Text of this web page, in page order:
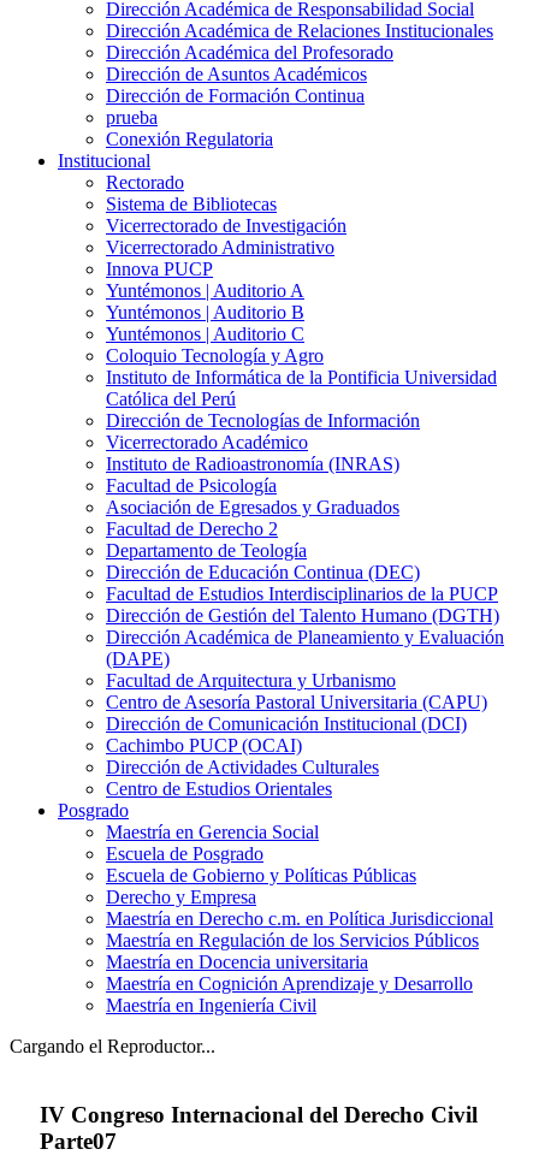
Dirección Académica de Responsabilidad Social
Dirección Académica de Relaciones Institucionales
Dirección Académica del Profesorado
Dirección de Asuntos Académicos
Dirección de Formación Continua
prueba
Conexión Regulatoria
Institucional
Rectorado
Sistema de Bibliotecas
Vicerrectorado de Investigación
Vicerrectorado Administrativo
Innova PUCP
Yuntémonos | Auditorio A
Yuntémonos | Auditorio B
Yuntémonos | Auditorio C
Coloquio Tecnología y Agro
Instituto de Informática de la Pontificia Universidad
Católica del Perú
Dirección de Tecnologías de Información
Vicerrectorado Académico
Instituto de Radioastronomía (INRAS)
Facultad de Psicología
Asociación de Egresados y Graduados
Facultad de Derecho 2
Departamento de Teología
Dirección de Educación Continua (DEC)
Facultad de Estudios Interdisciplinarios de la PUCP
Dirección de Gestión del Talento Humano (DGTH)
Dirección Académica de Planeamiento y Evaluación
(DAPE)
Facultad de Arquitectura y Urbanismo
Centro de Asesoría Pastoral Universitaria (CAPU)
Dirección de Comunicación Institucional (DCI)
Cachimbo PUCP (OCAI)
Dirección de Actividades Culturales
Centro de Estudios Orientales
Posgrado
Maestría en Gerencia Social
Escuela de Posgrado
Escuela de Gobierno y Políticas Públicas
Derecho y Empresa
Maestría en Derecho c.m. en Política Jurisdiccional
Maestría en Regulación de los Servicios Públicos
Maestría en Docencia universitaria
Maestría en Cognición Aprendizaje y Desarrollo
Maestría en Ingeniería Civil
Cargando el Reproductor...
IV Congreso Internacional del Derecho Civil
Parte07